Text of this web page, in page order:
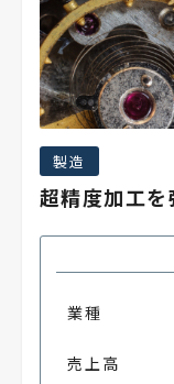
製造
超精度加工
業種
売上高